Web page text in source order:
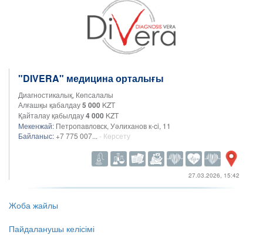
"DIVERA" медицина орталығы
Диагностикалық, Көпсалалы
Алғашқы қабалдау5 000 KZT
Қайталау қабылдау4 000 KZT
Мекенжай: Петропавловск, Уәлиханов к-ci, 11
Байланыс: +7 775 007... - Көрсету
27.03.2026, 15:42
Жоба жайлы
Пайдаланушы келісімі